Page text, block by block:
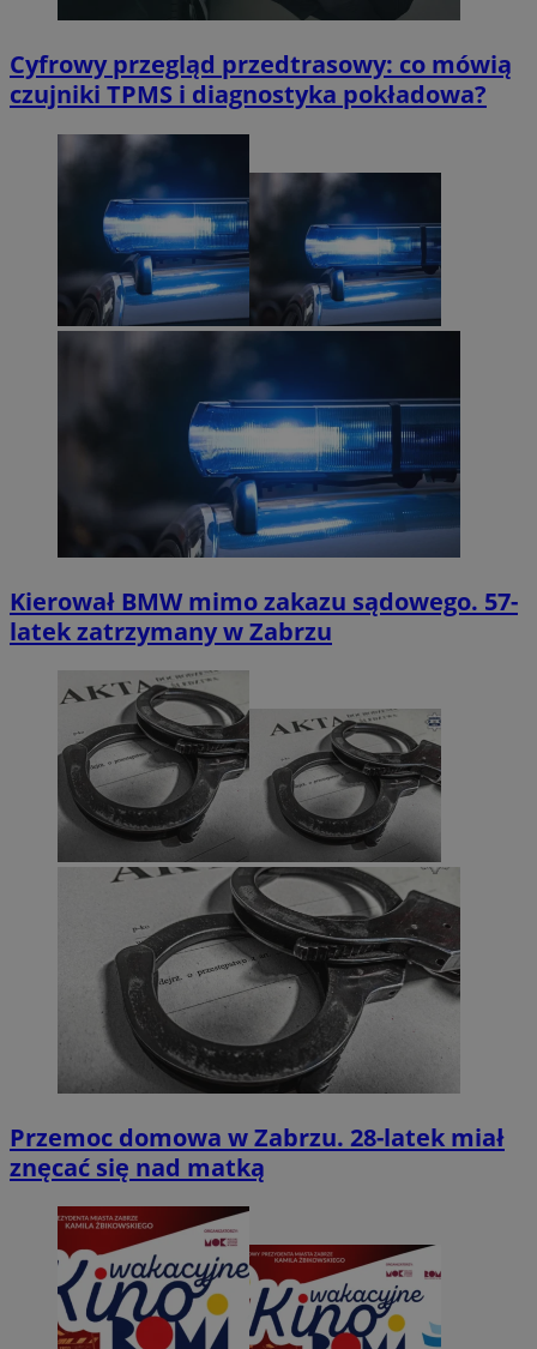
Cyfrowy przegląd przedtrasowy: co mówią
czujniki TPMS i diagnostyka pokładowa?
Kierował BMW mimo zakazu sądowego. 57-
latek zatrzymany w Zabrzu
Przemoc domowa w Zabrzu. 28-latek miał
znęcać się nad matką